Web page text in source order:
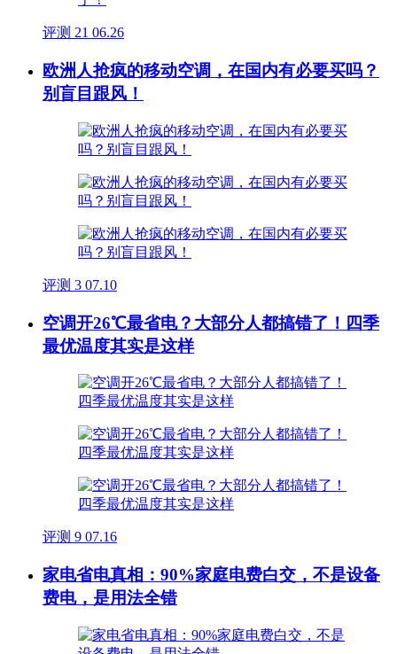
评测 21 06.26
欧洲人抢疯的移动空调，在国内有必要买吗？
别盲目跟风！
评测 3 07.10
空调开26℃最省电？大部分人都搞错了！四季
最优温度其实是这样
评测 9 07.16
家电省电真相：90%家庭电费白交，不是设备
费电，是用法全错